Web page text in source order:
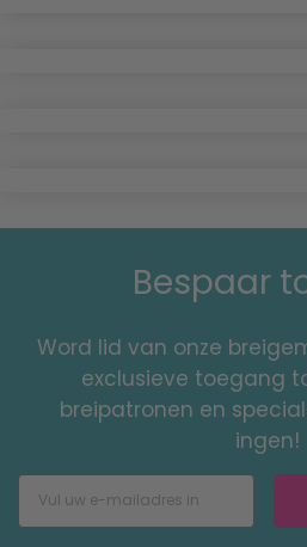
Bespaar
Word lid van onze
exclusieve toegang
breipatronen en
ingen!